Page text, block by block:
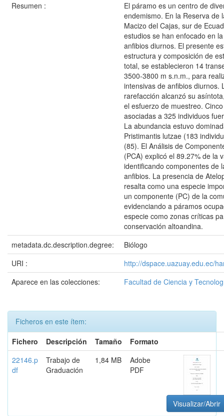
Resumen :
El páramo es un centro de
endemismo. En la Reserva de
Macizo del Cajas, sur de
estudios se han enfocado en
anfibios diurnos. El presente
estructura y composición de
total, se establecieron 14
3500-3800 m s.n.m., para
intensivas de anfibios diurnos.
rarefacción alcanzó su
el esfuerzo de muestreo.
asociadas a 325 individuos
La abundancia estuvo
Pristimantis lutzae (183
(85). El Análisis de
(PCA) explicó el 89.27% de la
identificando componentes de
anfibios. La presencia de
resalta como una especie
un componente (PC) de la
evidenciando a páramos
especie como zonas críticas
conservación altoandina.
metadata.dc.description.degree:
Biólogo
URI :
http://dspace.uazuay.edu.ec/
Aparece en las colecciones:
Facultad de Ciencia y
Ficheros en este ítem:
Fichero
Descripción Tamaño
Formato
22146.p
df
Trabajo de
Graduación
1,84 MB
Adobe
PDF
Visualizar/Abrir